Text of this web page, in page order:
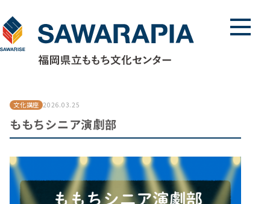
メニュ
文化講座 2026.03.25
ももちシニア演劇部